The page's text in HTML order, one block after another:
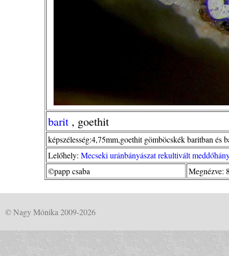
barit , goethit
képszélesség:4,75mm,goethit gömböcskék baritban és
Lelőhely: Mecseki uránbányászat rekultivált
©papp csaba
Megnézve:
© Nagy Mónika 2009-2026